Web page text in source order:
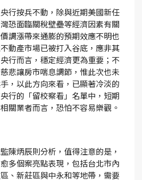
行按兵不動，除與近期美國新任
恐面臨關稅壁壘等經濟因素有關
調漲帶來通膨的預期效應不明也
動產市場已被打入谷底，應非其
行而言，穩定經濟更為重要；不
悲讓房市喘息調節，惟此次也未
，以此方向來看，已顯著冷淡的
行的「留校察看」名單中，短期
關業者而言，恐怕不容易樂觀。
陳炳辰則分析，值得注意的是，
多個案亮點表現，包括台北市內
、新莊區與中永和等地帶，需要